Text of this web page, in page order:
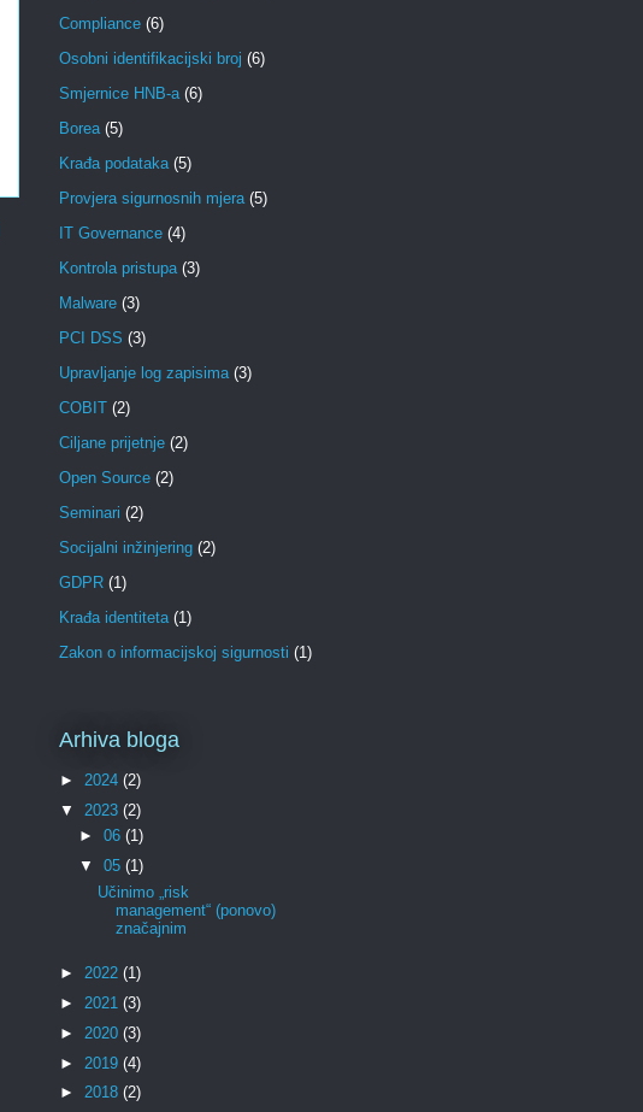
Compliance (6)
Osobni identifikacijski broj (6)
Smjernice HNB-a (6)
Borea (5)
Krađa podataka (5)
Provjera sigurnosnih mjera (5)
IT Governance (4)
Kontrola pristupa (3)
Malware (3)
PCI DSS (3)
Upravljanje log zapisima (3)
COBIT (2)
Ciljane prijetnje (2)
Open Source (2)
Seminari (2)
Socijalni inžinjering (2)
GDPR (1)
Krađa identiteta (1)
Zakon o informacijskoj sigurnosti (1)
Arhiva bloga
► 2024 (2)
▼ 2023 (2)
► 06 (1)
▼ 05 (1)
Učinimo „risk
management“ (ponovo)
značajnim
► 2022 (1)
► 2021 (3)
► 2020 (3)
► 2019 (4)
► 2018 (2)